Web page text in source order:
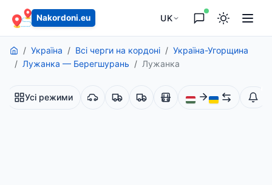
Nakordoni.eu UK
основного вмісту
Україна Всі черги на кордоні
Україна-Угорщина
Лужанка — Берегшурань
Лужанка
Усі режими